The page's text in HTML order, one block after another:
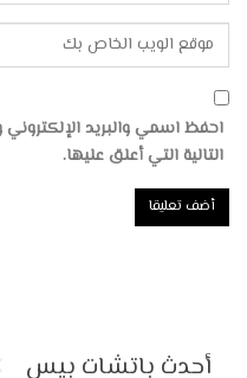
احفظ اسمي والبريد
التالية التي أعلق عليها.
أحدث باتشات بيس